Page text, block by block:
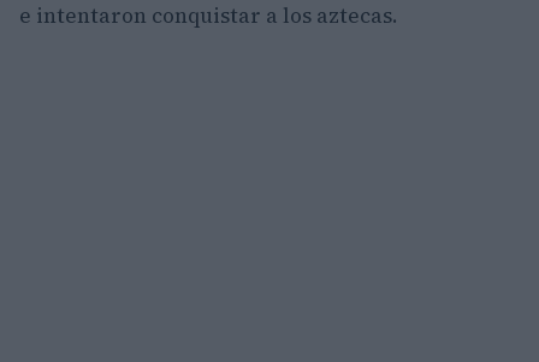
e intentaron conquistar a los aztecas.